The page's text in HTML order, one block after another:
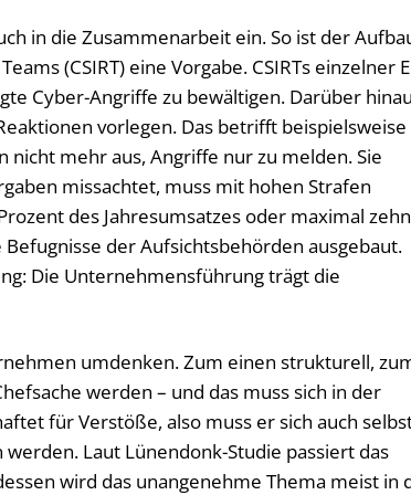
in die Zusammenarbeit ein. So ist der
(CSIRT) eine Vorgabe. CSIRTs einzelner
Cyber-Angriffe zu bewältigen. Darüber
vorlegen. Das betrifft beispielsweise
mehr aus, Angriffe nur zu melden. Sie
missachtet, muss mit hohen Strafen
des Jahresumsatzes oder maximal zehn
der Aufsichtsbehörden ausgebaut.
Die Unternehmensführung trägt die
umdenken. Zum einen strukturell,
werden – und das muss sich in der
für Verstöße, also muss er sich auch
Laut Lünendonk-Studie passiert das
wird das unangenehme Thema meist in